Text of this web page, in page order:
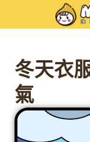
冬天衣
氣